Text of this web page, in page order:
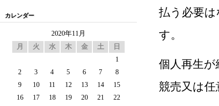
払う必要
す。
個人再生
競売又は
カレンダー
2020年11月
月
火 水 木 金 土 日
1
2
3 4 5 6 7
8
9
10 11 12 13 14
15
16
17 18 19 20 21
22